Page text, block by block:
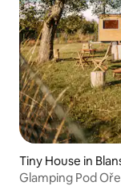
Tiny House in
Glamping Pod